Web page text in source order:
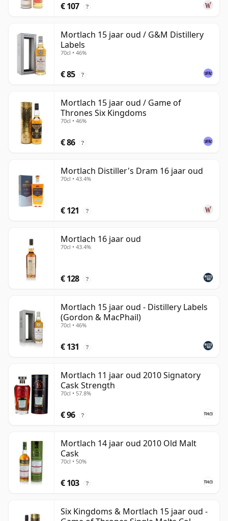
€ 107 ?
Mortlach 15 jaar oud / G&M Distillery
Labels
70cl • 46%
€ 85 ?
Mortlach 15 jaar oud / Game of
Thrones Six Kingdoms
70cl • 46%
€ 86 ?
Mortlach Distiller's Dram 16 jaar oud
70cl • 43.4%
€ 121 ?
Mortlach 16 jaar oud
70cl • 43.4%
€ 128 ?
Mortlach 15 jaar oud - Distillery Labels
(Gordon & MacPhail)
70cl • 46%
€ 131 ?
Mortlach 11 jaar oud 2010 Signatory
Cask Strength
70cl • 57.8%
€ 96 ?
Mortlach 14 jaar oud 2010 Old Malt
Cask
70cl • 50%
€ 103 ?
Six Kingdoms & Mortlach 15 jaar oud -